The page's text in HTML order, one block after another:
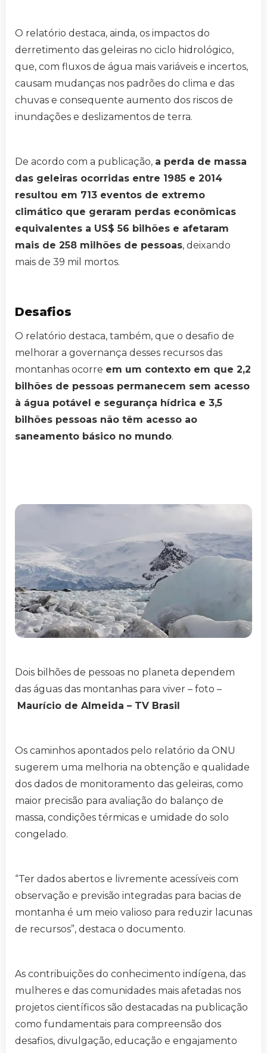
O relatório destaca, ainda, os impactos do
derretimento das geleiras no ciclo hidrológico,
que, com fluxos de água mais variáveis e incertos,
causam mudanças nos padrões do clima e das
chuvas e consequente aumento dos riscos de
inundações e deslizamentos de terra.
De acordo com a publicação, a perda de massa
das geleiras ocorridas entre 1985 e 2014
resultou em 713 eventos de extremo
climático que geraram perdas econômicas
equivalentes a US$ 56 bilhões e afetaram
mais de 258 milhões de pessoas, deixando
mais de 39 mil mortos.
Desafios
O relatório destaca, também, que o desafio de
melhorar a governança desses recursos das
montanhas ocorre em um contexto em que 2,2
bilhões de pessoas permanecem sem acesso
à água potável e segurança hídrica e 3,5
bilhões pessoas não têm acesso ao
saneamento básico no mundo.
Dois bilhões de pessoas no planeta dependem
das águas das montanhas para viver – foto –
Maurício de Almeida – TV Brasil
Os caminhos apontados pelo relatório da ONU
sugerem uma melhoria na obtenção e qualidade
dos dados de monitoramento das geleiras, como
maior precisão para avaliação do balanço de
massa, condições térmicas e umidade do solo
congelado.
“Ter dados abertos e livremente acessíveis com
observação e previsão integradas para bacias de
montanha é um meio valioso para reduzir lacunas
de recursos”, destaca o documento.
As contribuições do conhecimento indígena, das
mulheres e das comunidades mais afetadas nos
projetos científicos são destacadas na publicação
como fundamentais para compreensão dos
desafios, divulgação, educação e engajamento